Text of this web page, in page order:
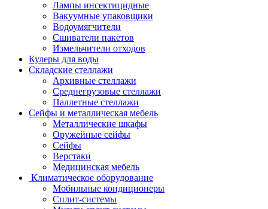
Лампы инсектицидные
Вакуумные упаковщики
Водоумягчители
Сшиватели пакетов
Измельчители отходов
Кулеры для воды
Складские стеллажи
Архивные стеллажи
Среднегрузовые стеллажи
Паллетные стеллажи
Сейфы и металлическая мебель
Металлические шкафы
Оружейные сейфы
Сейфы
Верстаки
Медицинская мебель
Климатическое оборудование
Мобильные кондиционеры
Сплит-системы